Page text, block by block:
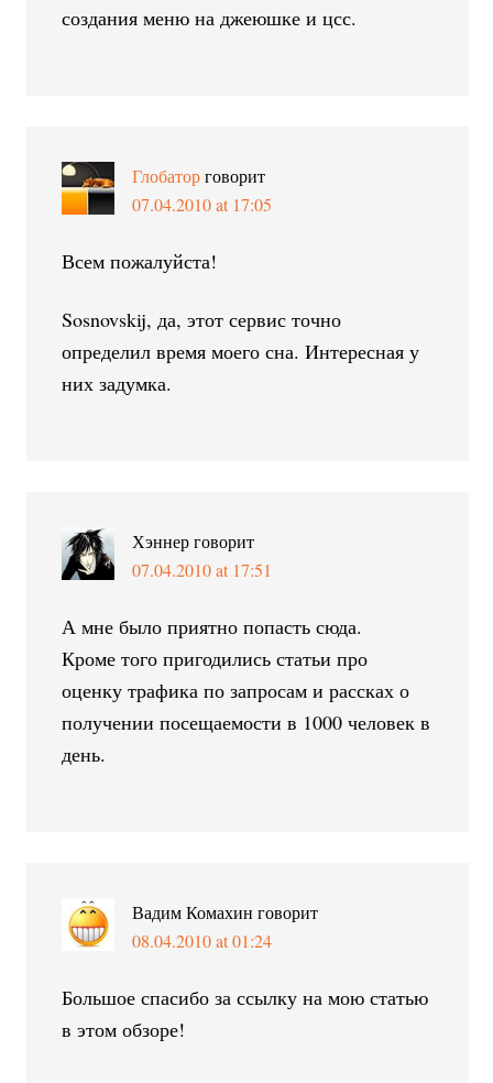
создания меню на джеюшке и цсс.
Глобатор говорит
07.04.2010 at 17:05
Всем пожалуйста!
Sosnovskij, да, этот сервис точно
определил время моего сна. Интересная у
них задумка.
Хэннер говорит
07.04.2010 at 17:51
А мне было приятно попасть сюда.
Кроме того пригодились статьи про
оценку трафика по запросам и рассках о
получении посещаемости в 1000 человек в
день.
Вадим Комахин говорит
08.04.2010 at 01:24
Большое спасибо за ссылку на мою статью
в этом обзоре!